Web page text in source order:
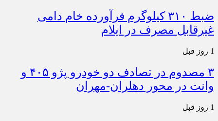
ضبط ۳۱۰ کیلوگرم فرآورده خام دامی
غیرقابل مصرف در ایلام
1 روز قبل
۳ مصدوم در تصادف دو خودرو پژو ۴۰۵ و
وانت در محور دهلران-مهران
1 روز قبل